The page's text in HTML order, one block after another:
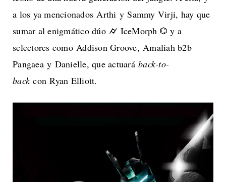
a los ya mencionados Arthi y Sammy Virji, hay que
sumar al enigmático dúo ⌭ IceMorph ⌬ y a
selectores como Addison Groove, Amaliah b2b
Pangaea y Danielle, que actuará back-to-
backcon Ryan Elliott.